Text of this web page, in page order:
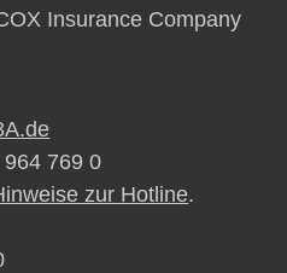
Insurance Company
769 0
zur Hotline.